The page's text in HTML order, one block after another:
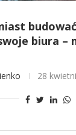
biura –
28